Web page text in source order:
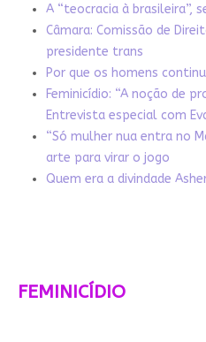
A “teocracia à brasileira”,
Câmara: Comissão de
presidente trans
Por que os homens
Feminicídio: “A noção de
Entrevista especial com
“Só mulher nua entra no
arte para virar o jogo
Quem era a divindade
FEMINICÍDIO